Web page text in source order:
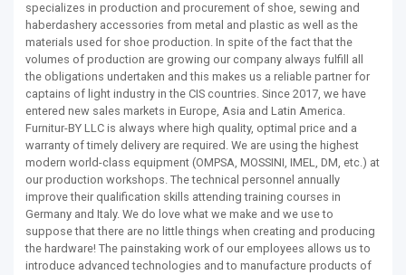
specializes in production and procurement of shoe, sewing and
haberdashery accessories from metal and plastic as well as the
materials used for shoe production. In spite of the fact that the
volumes of production are growing our company always fulfill all
the obligations undertaken and this makes us a reliable partner for
captains of light industry in the CIS countries. Since 2017, we have
entered new sales markets in Europe, Asia and Latin America.
Furnitur-BY LLC is always where high quality, optimal price and a
warranty of timely delivery are required. We are using the highest
modern world-class equipment (OMPSA, MOSSINI, IMEL, DM, etc.) at
our production workshops. The technical personnel annually
improve their qualification skills attending training courses in
Germany and Italy. We do love what we make and we use to
suppose that there are no little things when creating and producing
the hardware! The painstaking work of our employees allows us to
introduce advanced technologies and to manufacture products of